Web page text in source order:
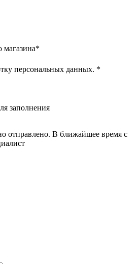
магазина*
персональных данных. *
заполнения
отправлено. В ближайшее время с